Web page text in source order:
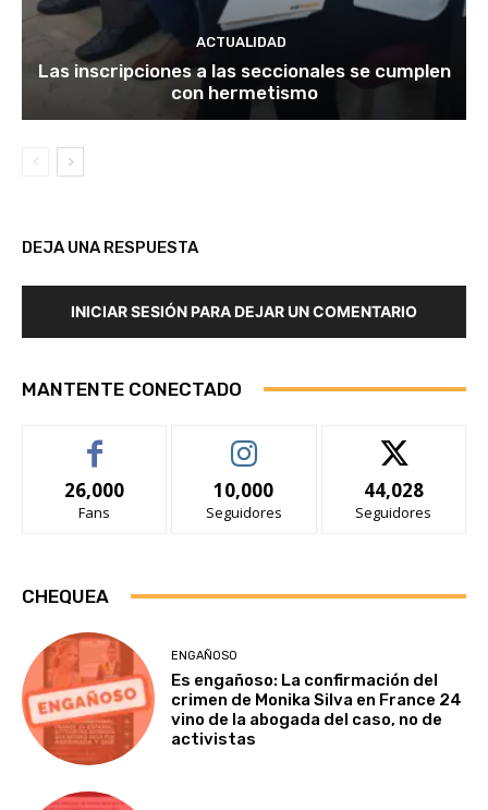
ACTUALIDAD
Las inscripciones a las seccionales se cumplen
con hermetismo
DEJA UNA RESPUESTA
INICIAR SESIÓN PARA DEJAR UN COMENTARIO
MANTENTE CONECTADO
26,000
Fans
10,000
Seguidores
44,028
Seguidores
CHEQUEA
ENGAÑOSO
Es engañoso: La confirmación del
crimen de Monika Silva en France 24
vino de la abogada del caso, no de
activistas